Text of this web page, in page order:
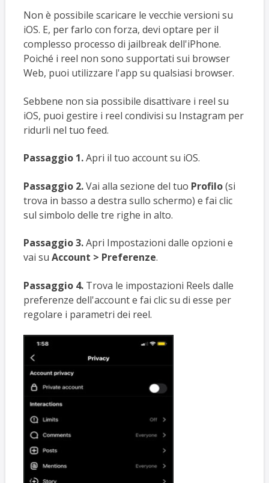
Non è possibile scaricare le vecchie versioni su
iOS. E, per farlo con forza, devi optare per il
complesso processo di jailbreak dell'iPhone.
Poiché i reel non sono supportati sui browser
Web, puoi utilizzare l'app su qualsiasi browser.
Sebbene non sia possibile disattivare i reel su
iOS, puoi gestire i reel condivisi su Instagram per
ridurli nel tuo feed.
Passaggio 1.Apri il tuo account su iOS.
Passaggio 2.Vai alla sezione del tuo Profilo(si
trova in basso a destra sullo schermo) e fai clic
sul simbolo delle tre righe in alto.
Passaggio 3.Apri Impostazioni dalle opzioni e
vai su Account > Preferenze.
Passaggio 4.Trova le impostazioni Reels dalle
preferenze dell'account e fai clic su di esse per
regolare i parametri dei reel.